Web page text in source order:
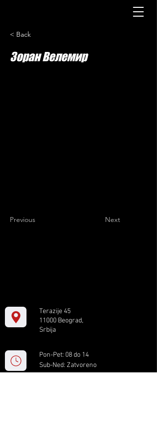
< Back
Зоран Велемир
Previous Next
Terazije 45
11000 Beograd,
Srbija
Pon-Pet: 08 do 14
Sub-Ned: Zatvoreno